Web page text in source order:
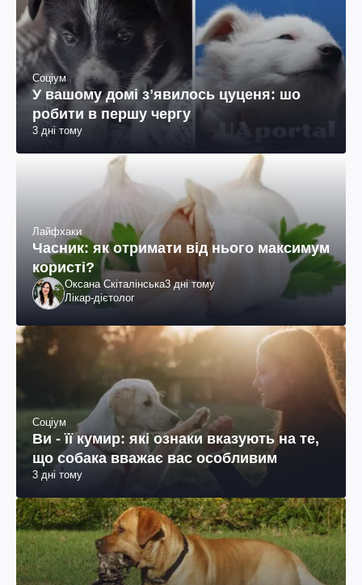
Соціум
У вашому домі зʼявилось цуценя: шо
робити в першу чергу
3 дні тому
Лайфхаки
Часник: як отримати від нього максимум
користі?
Оксана Скіталінська3 дні тому
Лікар-дієтолог
Соціум
Ви - її кумир: які ознаки вказують на те,
що собака вважає вас особливим
3 дні тому